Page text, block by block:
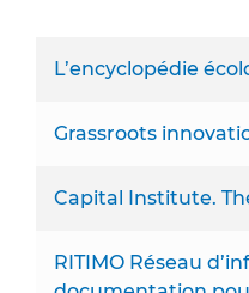
L’encyclopédie
Grassroots
Capital Institute.
RITIMO Réseau